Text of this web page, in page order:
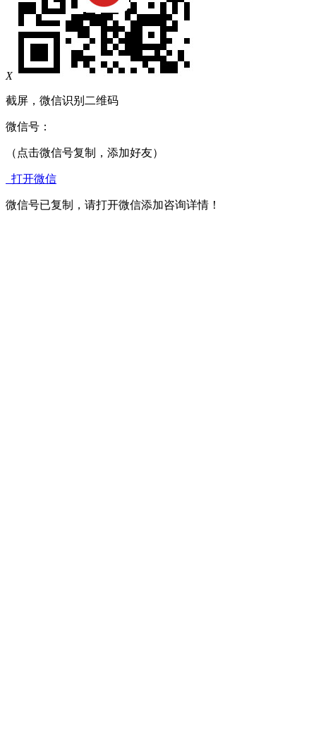
X
截屏，微信识别二维码
微信号：
（点击微信号复制，添加好友）
打开微信
微信号已复制，请打开微信添加咨询详情！